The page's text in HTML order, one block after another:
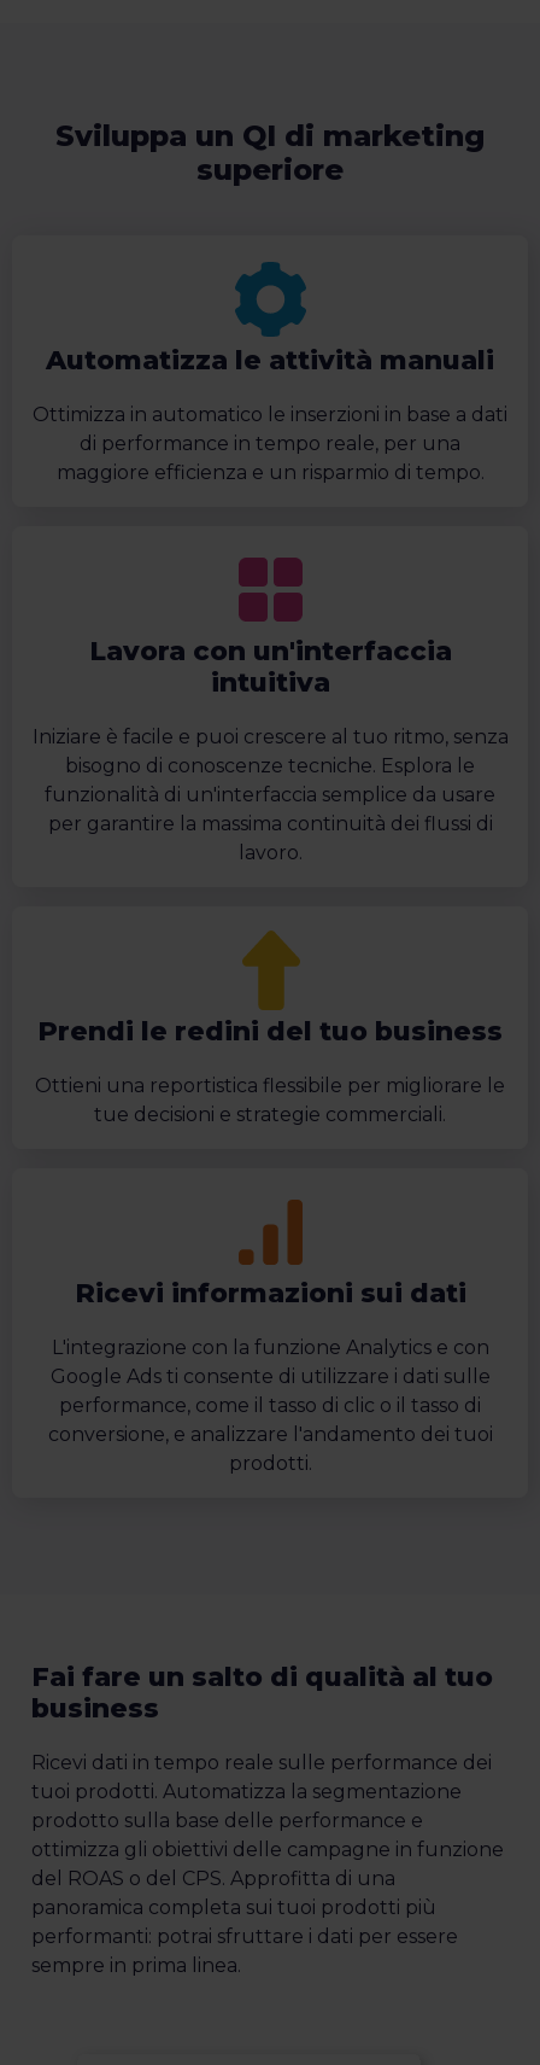
Sviluppa un QI di marketing
superiore
Automatizza le attività manuali
Ottimizza in automatico le inserzioni in base a dati
di performance in tempo reale, per una
maggiore efficienza e un risparmio di tempo.
Lavora con un'interfaccia
intuitiva
Iniziare è facile e puoi crescere al tuo ritmo, senza
bisogno di conoscenze tecniche. Esplora le
funzionalità di un'interfaccia semplice da usare
per garantire la massima continuità dei flussi di
lavoro.
Prendi le redini del tuo business
Ottieni una reportistica flessibile per migliorare le
tue decisioni e strategie commerciali.
Ricevi informazioni sui dati
L'integrazione con la funzione Analytics e con
Google Ads ti consente di utilizzare i dati sulle
performance, come il tasso di clic o il tasso di
conversione, e analizzare l'andamento dei tuoi
prodotti.
Fai fare un salto di qualità al tuo
business
Ricevi dati in tempo reale sulle performance dei
tuoi prodotti. Automatizza la segmentazione
prodotto sulla base delle performance e
ottimizza gli obiettivi delle campagne in funzione
del ROAS o del CPS. Approfitta di una
panoramica completa sui tuoi prodotti più
performanti: potrai sfruttare i dati per essere
sempre in prima linea.